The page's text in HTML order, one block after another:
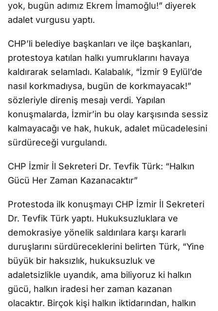
yok, bugün adımız Ekrem İmamoğlu!” diyerek
adalet vurgusu yaptı.
CHP’li belediye başkanları ve ilçe başkanları,
protestoya katılan halkı yumruklarını havaya
kaldırarak selamladı. Kalabalık, “İzmir 9 Eylül’de
nasıl korkmadıysa, bugün de korkmayacak!”
sözleriyle direniş mesajı verdi. Yapılan
konuşmalarda, İzmir’in bu olay karşısında sessiz
kalmayacağı ve hak, hukuk, adalet mücadelesini
sürdüreceği vurgulandı.
CHP İzmir İl Sekreteri Dr. Tevfik Türk: “Halkın
Gücü Her Zaman Kazanacaktır”
Protestoda ilk konuşmayı CHP İzmir İl Sekreteri
Dr. Tevfik Türk yaptı. Hukuksuzluklara ve
demokrasiye yönelik saldırılara karşı kararlı
duruşlarını sürdüreceklerini belirten Türk, “Yine
büyük bir haksızlık, hukuksuzluk ve
adaletsizlikle uyandık, ama biliyoruz ki halkın
gücü, halkın iradesi her zaman kazanan
olacaktır. Birçok kişi halkın iktidarından, halkın